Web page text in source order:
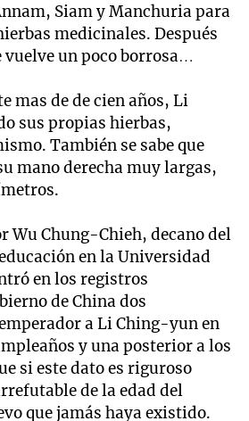
Siam y Manchuria para
medicinales. Después
vuelve un poco borrosa…
mas de de cien años, Li
sus propias hierbas,
También se sabe que
mano derecha muy largas,
Wu Chung-Chieh, decano del
en la Universidad
en los registros
de China dos
a Li Ching-yun en
y una posterior a los
si este dato es riguroso
de la edad del
que jamás haya existido.